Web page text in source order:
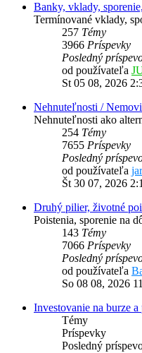
Banky, vklady,
Termínované vklady,
257 Témy
3966 Príspevky
Posledný
od používateľa
St 05 08, 2026
Nehnuteľnosti /
Nehnuteľnosti ako
254 Témy
7655 Príspevky
Posledný
od používateľa
Št 30 07, 2026
Druhý pilier, životné
Poistenia, sporenie na
143 Témy
7066 Príspevky
Posledný
od používateľa
So 08 08, 2026
Investovanie na burze
Témy
Príspevky
Posledný